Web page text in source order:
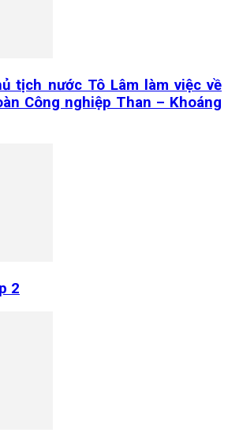
tịch nước Tô Lâm làm việc về
Công nghiệp Than – Khoáng
2